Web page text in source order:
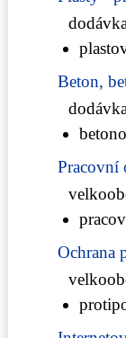
Beton,
Pracovní
Ochrana